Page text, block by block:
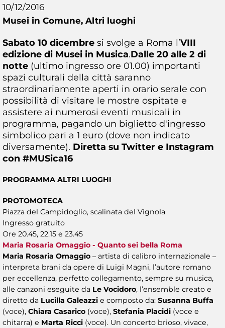
10/12/2016
Musei in Comune, Altri luoghi
Sabato 10 dicembre si svolge a Roma l’VIII
edizione di Musei in Musica.Dalle 20 alle 2 di
notte (ultimo ingresso ore 01.00) importanti
spazi culturali della città saranno
straordinariamente aperti in orario serale con
possibilità di visitare le mostre ospitate e
assistere ai numerosi eventi musicali in
programma, pagando un biglietto d'ingresso
simbolico pari a 1 euro (dove non indicato
diversamente). Diretta su Twitter e Instagram
con #MUSica16
PROGRAMMA ALTRI LUOGHI
PROTOMOTECA
Piazza del Campidoglio, scalinata del Vignola
Ingresso gratuito
Ore 20.45, 22.15 e 23.45
Maria Rosaria Omaggio - Quanto sei bella Roma
Maria Rosaria Omaggio – artista di calibro internazionale –
interpreta brani da opere di Luigi Magni, l’autore romano
per eccellenza, perfetto collegamento, sempre su musica,
alle canzoni eseguite da Le Vocidoro, l’ensemble creato e
diretto da Lucilla Galeazzi e composto da: Susanna Buffa
(voce), Chiara Casarico (voce), Stefania Placidi (voce e
chitarra) e Marta Ricci (voce). Un concerto brioso, vivace,